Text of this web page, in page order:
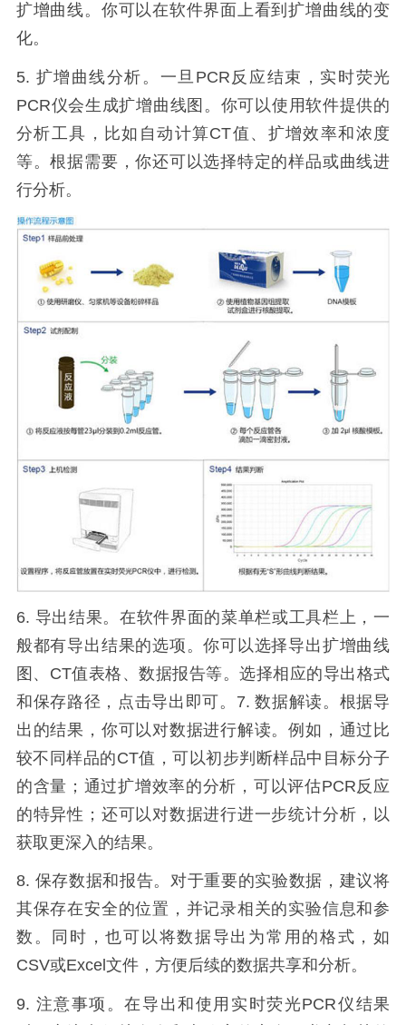
扩增曲线。你可以在软件界面上看到扩增曲线的变
化。
5. 扩增曲线分析。一旦 PCR 反应结束，实时荧光
PCR仪会生成扩增曲线图。你可以使用软件提供的
分析工具，比如自动计算CT值、扩增效率和浓度
等。根据需要，你还可以选择特定的样品或曲线进
行分析。
6. 导出结果。在软件界面的菜单栏或工具栏上，一
般都有导出结果的选项。你可以选择导出扩增曲线
图、 CT值表格、数据报告等。选择相应的导出格式
和保存路径，点击导出即可。 7.数据解读。根据导
出的结果，你可以对数据进行解读。例如，通过比
较不同样品的CT值，可以初步判断样品中目标分子
的含量；通过扩增效率的分析，可以评估PCR反应
的特异性；还可以对数据进行进一步统计分析，以
获取更深入的结果。
8. 保存数据和报告。对于重要的实验数据，建议将
其保存在安全的位置，并记录相关的实验信息和参
数。同时，也可以将数据导出为常用的格式，如
CSV或Excel 文件，方便后续的数据共享和分析。
9. 注意事项。在导出和使用实时荧光PCR仪结果